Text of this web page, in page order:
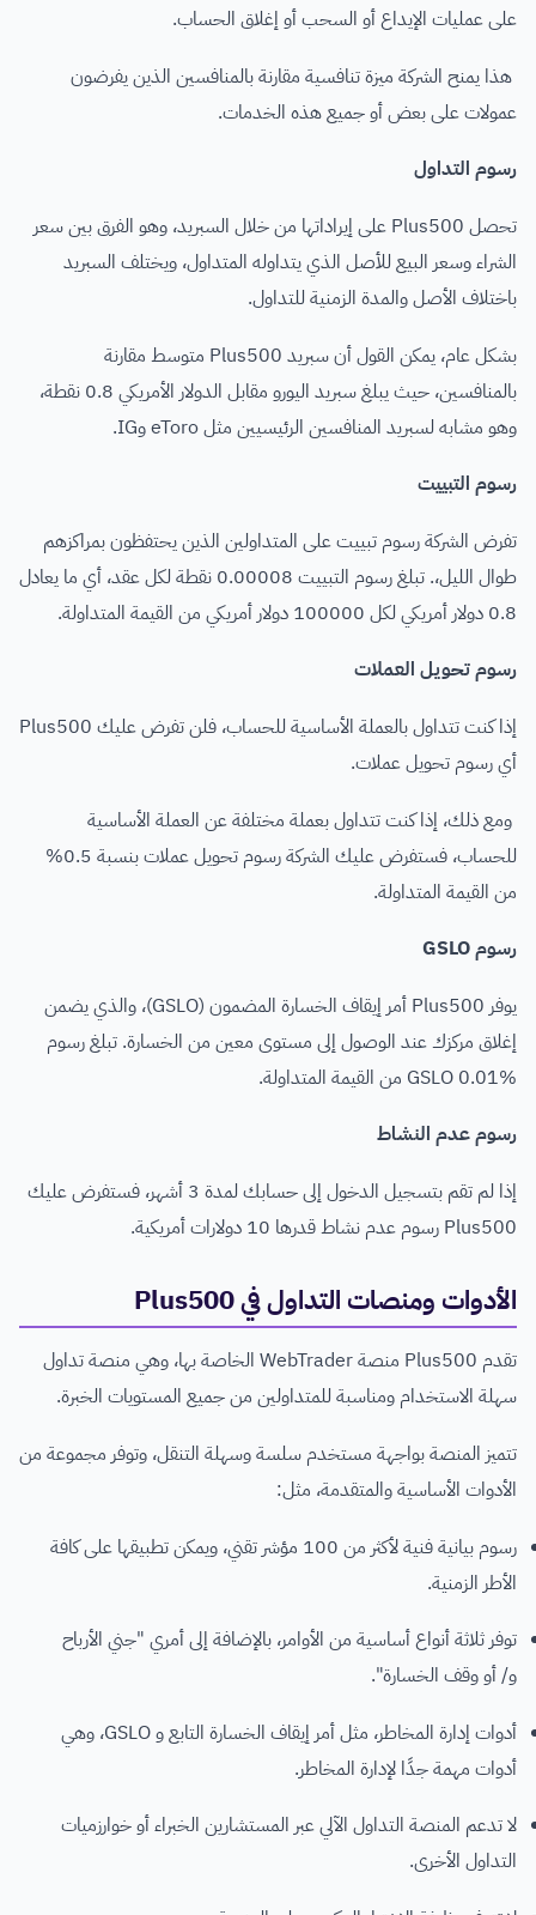
على عمليات الإيداع أو السحب أو إغلاق الحساب.
هذا يمنح الشركة ميزة تنافسية مقارنة بالمنافسين الذين يفرضون
عمولات على بعض أو جميع هذه الخدمات.
رسوم التداول
تحصل Plus500 على إيراداتها من خلال السبريد، وهو الفرق بين سعر
الشراء وسعر البيع للأصل الذي يتداوله المتداول، ويختلف السبريد
باختلاف الأصل والمدة الزمنية للتداول.
بشكل عام، يمكن القول أن سبريد Plus500 متوسط مقارنة
بالمنافسين، حيث يبلغ سبريد اليورو مقابل الدولار الأمريكي 0.8 نقطة،
وهو مشابه لسبريد المنافسين الرئيسيين مثل eToro وIG.
رسوم التبييت
تفرض الشركة رسوم تبييت على المتداولين الذين يحتفظون بمراكزهم
طوال الليل،. تبلغ رسوم التبييت 0.00008 نقطة لكل عقد، أي ما يعادل
0.8 دولار أمريكي لكل 100000 دولار أمريكي من القيمة المتداولة.
رسوم تحويل العملات
إذا كنت تتداول بالعملة الأساسية للحساب، فلن تفرض عليك Plus500
أي رسوم تحويل عملات.
ومع ذلك، إذا كنت تتداول بعملة مختلفة عن العملة الأساسية
للحساب، فستفرض عليك الشركة رسوم تحويل عملات بنسبة 0.5%
من القيمة المتداولة.
رسوم GSLO
يوفر Plus500 أمر إيقاف الخسارة المضمون (GSLO)، والذي يضمن
إغلاق مركزك عند الوصول إلى مستوى معين من الخسارة. تبلغ رسوم
GSLO 0.01% من القيمة المتداولة.
رسوم عدم النشاط
إذا لم تقم بتسجيل الدخول إلى حسابك لمدة 3 أشهر، فستفرض عليك
Plus500 رسوم عدم نشاط قدرها 10 دولارات أمريكية.
الأدوات ومنصات التداول في Plus500
تقدم Plus500 منصة WebTrader الخاصة بها، وهي منصة تداول
سهلة الاستخدام ومناسبة للمتداولين من جميع المستويات الخبرة.
تتميز المنصة بواجهة مستخدم سلسة وسهلة التنقل، وتوفر مجموعة من
الأدوات الأساسية والمتقدمة، مثل:
رسوم بيانية فنية لأكثر من 100 مؤشر تقني، ويمكن تطبيقها على كافة
الأطر الزمنية.
توفر ثلاثة أنواع أساسية من الأوامر، بالإضافة إلى أمري "جني الأرباح
و/ أو وقف الخسارة".
أدوات إدارة المخاطر، مثل أمر إيقاف الخسارة التابع و GSLO، وهي
أدوات مهمة جدًا لإدارة المخاطر.
لا تدعم المنصة التداول الآلي عبر المستشارين الخبراء أو خوارزميات
التداول الأخرى.